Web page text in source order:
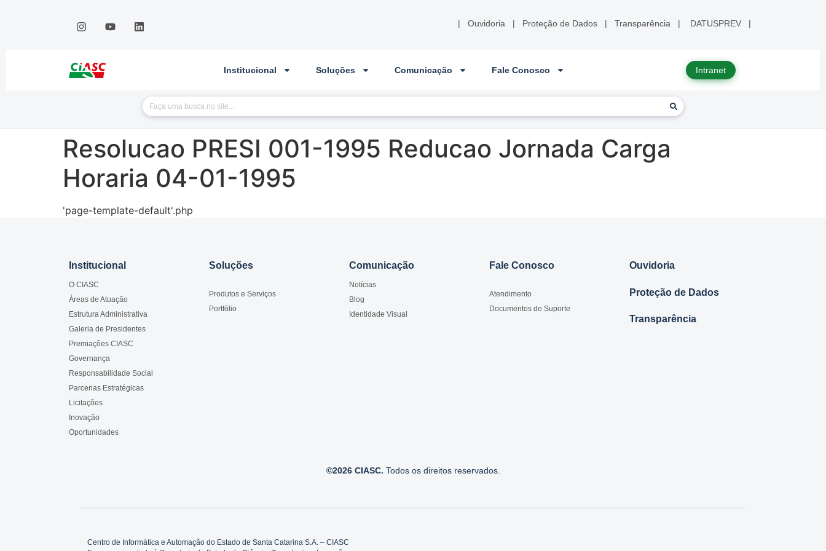
| Ouvidoria | Proteção de Dados | Transparência | DATUSPREV |
Institucional Soluções Comunicação Fale Conosco Intranet
Resolucao PRESI 001-1995 Reducao Jornada Carga
Horaria 04-01-1995
'page-template-default'.php
Institucional
O CIASC
Áreas de Atuação
Estrutura Administrativa
Galeria de Presidentes
Premiações CIASC
Governança
Responsabilidade Social
Parcerias Estratégicas
Licitações
Inovação
Oportunidades
Soluções
Produtos e Serviços
Portfólio
Comunicação
Notícias
Blog
Identidade Visual
Fale Conosco
Atendimento
Documentos de Suporte
Ouvidoria
Proteção de Dados
Transparência
©2026 CIASC. Todos os direitos reservados.
Centro de Informática e Automação do Estado de Santa Catarina S.A. – CIASC